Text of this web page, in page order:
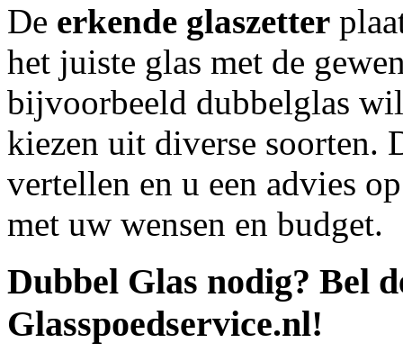
De erkende glaszetter
het juiste glas met de
bijvoorbeeld dubbelglas
kiezen uit diverse soorten.
vertellen en u een advies
met uw wensen en budget.
Dubbel Glas nodig? Bel
Glasspoedservice.nl!